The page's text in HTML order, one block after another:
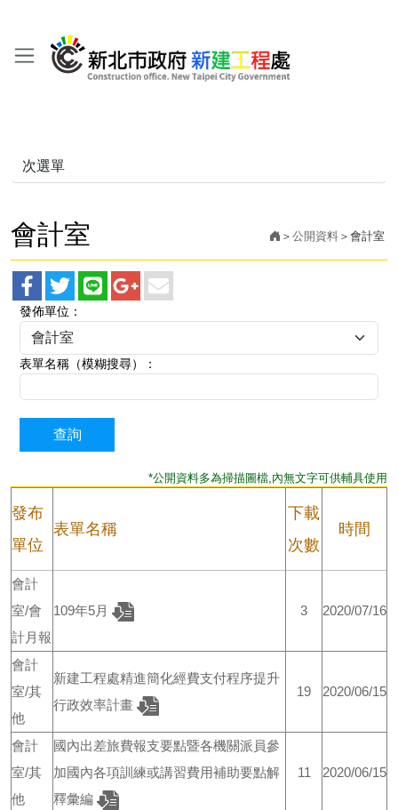
次選單
公開資料 會計室
會計室
facebook
分
享
twitter
分
享
line
分
享
googleplus
分
享
main
分
享
發佈單位 ：
表單名稱（模糊搜尋） ：
*公開資料多為掃描圖檔,內無文字可供輔具使用
發布
單位
表單名稱
下載
次數
時間
會計
室/會
計月報
109年5月 3 2020/07/16
會計
室/其
他
新建工程處精進簡化經費支付程序提升
行政效率計畫
19 2020/06/15
會計
室/其
他
國內出差旅費報支要點暨各機關派員參
加國內各項訓練或講習費用補助要點解
釋彙編
11 2020/06/15